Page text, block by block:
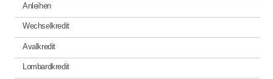
Anleihen
Wechselkredit
Avalkredit
Lombardkredit